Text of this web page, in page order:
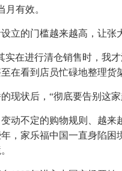
月有效。
立的门槛越来越高，让张
实在进行清仓销售时，我
在看到店员忙碌地整理货
现状后，“彻底要告别这家
动不定的购物规则、越
，家乐福中国一直身陷